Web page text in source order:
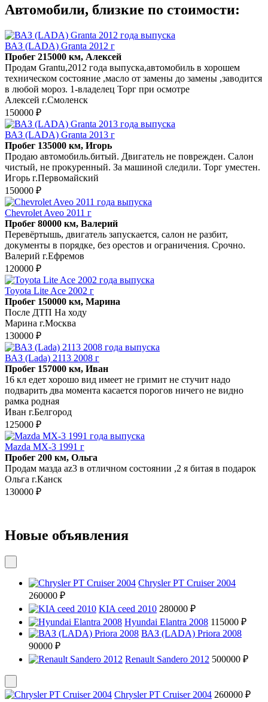
Автомобили, близкие по стоимости:
ВАЗ (LADA) Granta 2012 г
Пробег 215000 км, Алексей
Продам Grantu,2012 года выпуска,автомобиль в хорошем
техническом состояние ,масло от замены до замены ,заводится
в любой мороз. 1-владелец Торг при осмотре
Алексей г.Смоленск
150000 ₽
ВАЗ (LADA) Granta 2013 г
Пробег 135000 км, Игорь
Продаю автомобиль.битый. Двигатель не поврежден. Салон
чистый, не прокуренный. За машиной следили. Торг уместен.
Игорь г.Первомайский
150000 ₽
Chevrolet Aveo 2011 г
Пробег 80000 км, Валерий
Перевёртышь, двигатель запускается, салон не разбит,
документы в порядке, без орестов и ограничения. Срочно.
Валерий г.Ефремов
120000 ₽
Toyota Lite Ace 2002 г
Пробег 150000 км, Марина
После ДТП На ходу
Марина г.Москва
130000 ₽
ВАЗ (Lada) 2113 2008 г
Пробег 157000 км, Иван
16 кл едет хорошо вид имеет не гримит не стучит надо
подварить два момента касается порогов ничего не видно
рамка родная
Иван г.Белгород
125000 ₽
Mazda MX-3 1991 г
Пробег 200 км, Ольга
Продам мазда az3 в отличном состоянии ,2 я битая в подарок
Ольга г.Канск
130000 ₽
Новые объявления
Chrysler PT Cruiser 2004
260000 ₽
KIA ceed 2010 280000 ₽
Hyundai Elantra 2008 115000 ₽
ВАЗ (LADA) Priora 2008
90000 ₽
Renault Sandero 2012 500000 ₽
Chrysler PT Cruiser 2004 260000 ₽